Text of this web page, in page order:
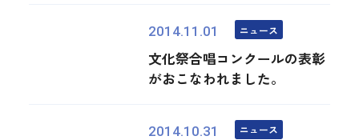
2014.11.01 ニュース
文化祭合唱コンクールの表彰
がおこなわれました。
2014.10.31 ニュース